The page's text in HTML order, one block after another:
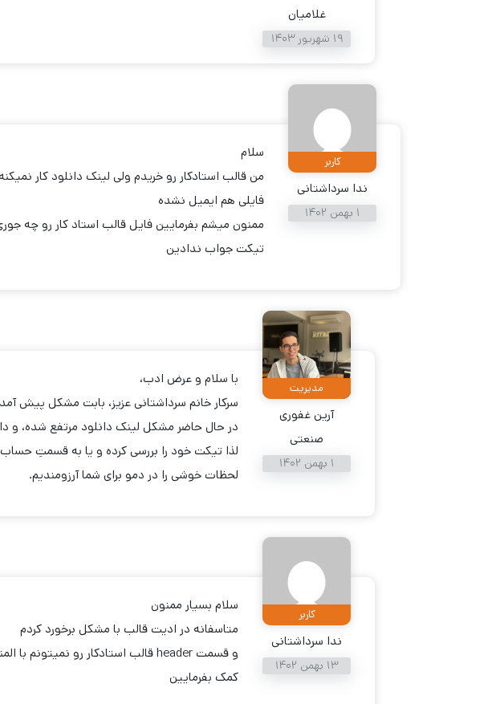
غلامیان
19 شهریور 1403
کاربر
ندا سرداشتانی
1 بهمن 1402
سلام
من قالب استادکار رو خریدم ولی لینک دانلود کار
فایلی هم ایمیل نشده
ممنون میشم بفرمایین فایل قالب استاد کار رو چه
تیکت جواب ندادین
مدیریت
آرین غفوری
صنعتی
1 بهمن 1402
با سلام و عرض ادب،
سرکار خانم سرداشتانی عزیز، بابت مشکل پیش
در حال حاضر مشکل لینک دانلود مرتفع شده، و
لذا تیکت خود را بررسی کرده و یا به قسمتِ حساب
لحظات خوشی را در دمو برای شما آرزومندیم.
کاربر
ندا سرداشتانی
13 بهمن 1402
سلام بسیار ممنون
متاسفانه در ادیت قالب با مشکل برخورد کردم
کمک بفرمایین